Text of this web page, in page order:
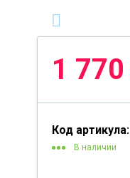
1 770
Код артикула:
В наличии